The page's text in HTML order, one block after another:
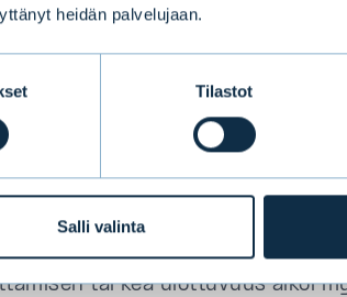
heidän palvelujaan.
Tilastot
Salli valinta
tulisi huomioida
ja hyvät hallintotavat. Näin
ovat itsestään selviä lähes
sijoitustoiminta
tärkeä ulottuvuus alkoi